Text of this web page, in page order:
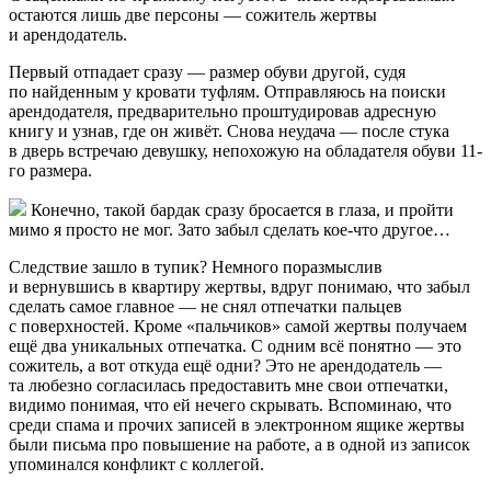
остаются лишь две персоны — сожитель жертвы
и арендодатель.
Первый отпадает сразу — размер обуви другой, судя
по найденным у кровати туфлям. Отправляюсь на поиски
арендодателя, предварительно проштудировав адресную
книгу и узнав, где он живёт. Снова неудача — после стука
в дверь встречаю девушку, непохожую на обладателя обуви 11-
го размера.
Конечно, такой бардак сразу бросается в глаза, и пройти
мимо я просто не мог. Зато забыл сделать кое-что другое…
Следствие зашло в тупик? Немного поразмыслив
и вернувшись в квартиру жертвы, вдруг понимаю, что забыл
сделать самое главное — не снял отпечатки пальцев
с поверхностей. Кроме «пальчиков» самой жертвы получаем
ещё два уникальных отпечатка. С одним всё понятно — это
сожитель, а вот откуда ещё одни? Это не арендодатель —
та любезно согласилась предоставить мне свои отпечатки,
видимо понимая, что ей нечего скрывать. Вспоминаю, что
среди спама и прочих записей в электронном ящике жертвы
были письма про повышение на работе, а в одной из записок
упоминался конфликт с коллегой.